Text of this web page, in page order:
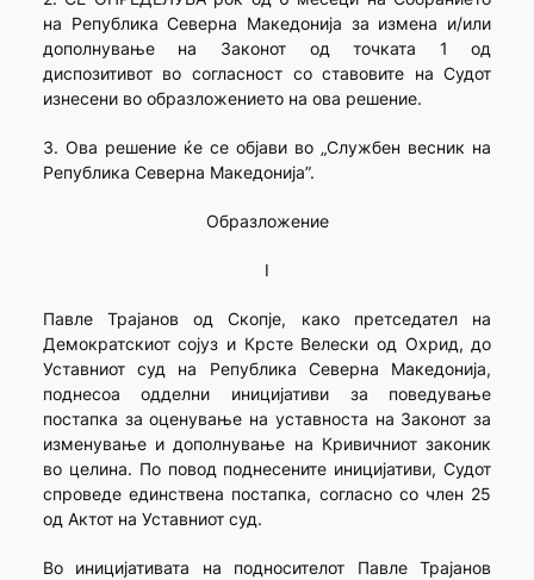
на Република Северна Македонија за измена и/или
дополнување на Законот од точката 1 од
диспозитивот во согласност со ставовите на Судот
изнесени во образложението на ова решение.
3. Ова решение ќе се објави во „Службен весник на
Република Северна Македонија”.
Образложение
I
Павле Трајанов од Скопје, како претседател на
Демократскиот сојуз и Крсте Велески од Охрид, до
Уставниот суд на Република Северна Македонија,
поднесоа одделни иницијативи за поведување
постапка за оценување на уставноста на Законот за
изменување и дополнување на Кривичниот законик
во целина. По повод поднесените иницијативи, Судот
спроведе единствена постапка, согласно со член 25
од Актот на Уставниот суд.
Во иницијативата на подносителот Павле Трајанов